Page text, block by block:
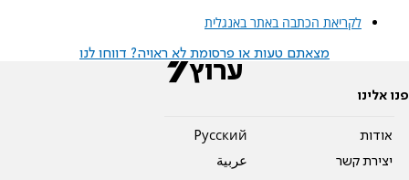
לקריאת הכתבה באתר באנגלית
מצאתם טעות או פרסומת לא ראויה? דווחו לנו
פנו אלינו
אודות
יצירת קשר
Pусский
عربية